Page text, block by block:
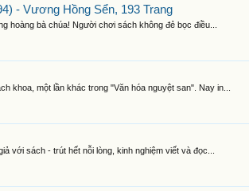
- Vương Hồng Sển, 193 Trang
hoàng bà chúa! Người chơi sách không đẻ bọc điều...
khoa, một lần khác trong "Văn hóa nguyệt san". Nay in...
với sách - trút hết nỗi lòng, kinh nghiệm viết và đọc...